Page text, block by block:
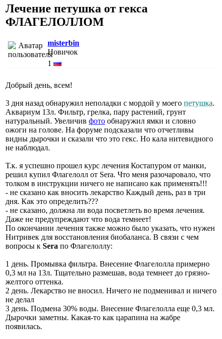
Лечение петушка от гекса
ФЛАГЕЛОЛЛОМ
misterbin
Новичок
1
Добрый день, всем!
3 дня назад обнаружил неполадки с мордой у моего петушка.
Аквариум 13л. Фильтр, грелка, пару растений, грунт
натуральный. Увеличив фото обнаружил ямки и словно
ожоги на голове. На форуме подсказали что отчетливы
видны дырочки и сказали что это гекс. Но кала нитевидного
не наблюдал.
Т.к. я успешно прошел курс лечения Костапуром от манки,
решил купил Флагелолл от Sera. Что меня разочаровало, что
толком в инструкции ничего не написано как применять!!!
- не сказано как вносить лекарство Каждый день, раз в три
дня. Как это определить???
- не сказано, должна ли вода посветлеть во время лечения.
Даже не предупреждают что вода темнеет!
По окончании лечения также можно было указать, что нужен
Нитривек для восстановления биобаланса. В связи с чем
вопросы к Sera по Флагелоллу:
1 день. Промывка фильтра. Внесение Флагелолла примерно
0,3 мл на 13л. Тщательно размешав, вода темнеет до грязно-
желтого оттенка.
2 день. Лекарство не вносил. Ничего не подменивал и ничего
не делал
3 день. Подмена 30% воды. Внесение Флагелолла еще 0,3 мл.
Дырочки заметны. Какая-то как царапина на жабре
появилась.